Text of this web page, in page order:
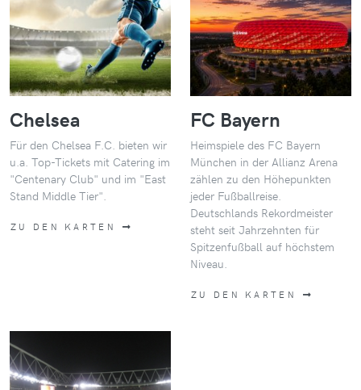
Chelsea
Für den Chelsea F.C. bieten wir
u.a. Top-Tickets mit Catering im
"Centenary Club" und im "East
Stand Middle Tier".
ZU DEN KARTEN
FC Bayern
Heimspiele des FC Bayern
München in der Allianz Arena
zählen zu den Höhepunkten
jeder Fußballreise.
Deutschlands Rekordmeister
steht seit Jahrzehnten für
Spitzenfußball auf höchstem
Niveau.
ZU DEN KARTEN